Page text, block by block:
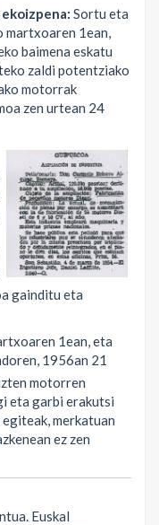
Sortu eta
martxoaren 1ean,
baimena eskatu
zaldi potentziako
motorrak
zen urtean 24
gainditu eta
1ean, eta
1956an 21
motorren
eta garbi erakutsi
merkatuan
ez zen
Euskal